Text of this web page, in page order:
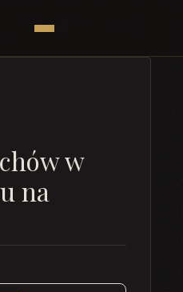
w
na